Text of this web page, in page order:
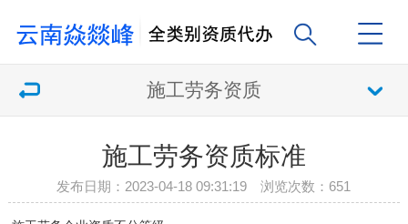
施工劳务资质
施工劳务资质标准
发布日期：2023-04-18 09:31:19 浏览次数： 651